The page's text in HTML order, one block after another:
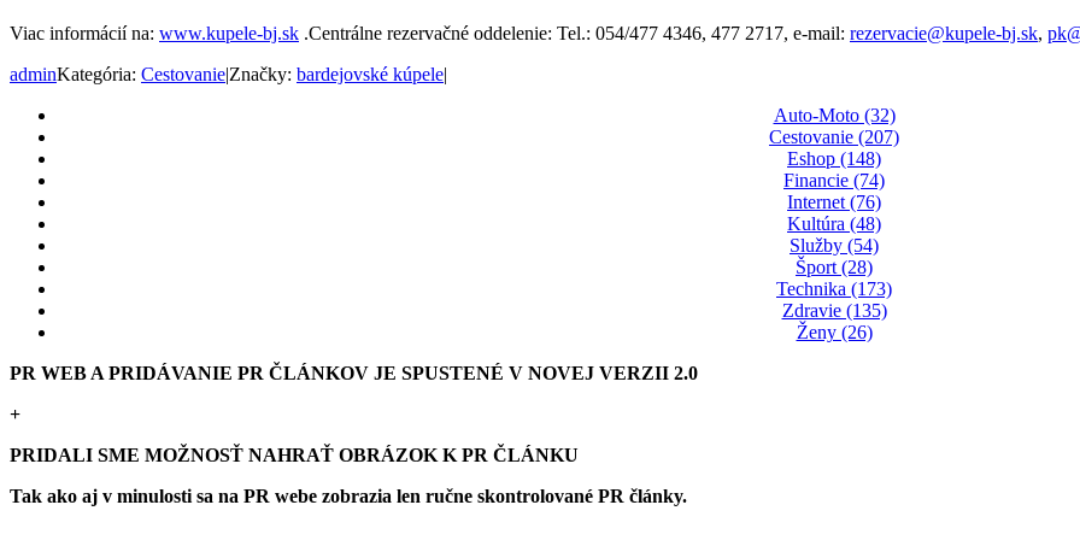
Viac informácií na: www.kupele-bj.sk .Centrálne rezervačné oddelenie: Tel.: 054/477 4346, 477 2717, e-mail: rezervacie@kupele-bj.sk,
adminKategória: Cestovanie|Značky: bardejovské kúpele|
Auto-Moto (32)
Cestovanie (207)
Eshop (148)
Financie (74)
Internet (76)
Kultúra (48)
Služby (54)
Šport (28)
Technika (173)
Zdravie (135)
Ženy (26)
PR WEB A PRIDÁVANIE PR ČLÁNKOV JE SPUSTENÉ V NOVEJ VERZII 2.0
+
PRIDALI SME MOŽNOSŤ NAHRAŤ OBRÁZOK K PR ČLÁNKU
Tak ako aj v minulosti sa na PR webe zobrazia len ručne skontrolované PR články.